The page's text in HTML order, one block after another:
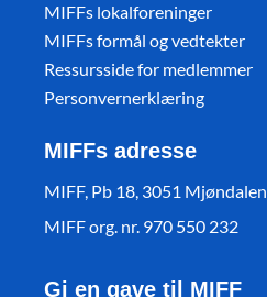
MIFFs lokalforeninger
MIFFs formål og vedtekter
Ressursside for medlemmer
Personvernerklæring
MIFFs adresse
MIFF, Pb 18, 3051 Mjøndalen
MIFF org. nr. 970 550 232
Gi en gave til MIFF